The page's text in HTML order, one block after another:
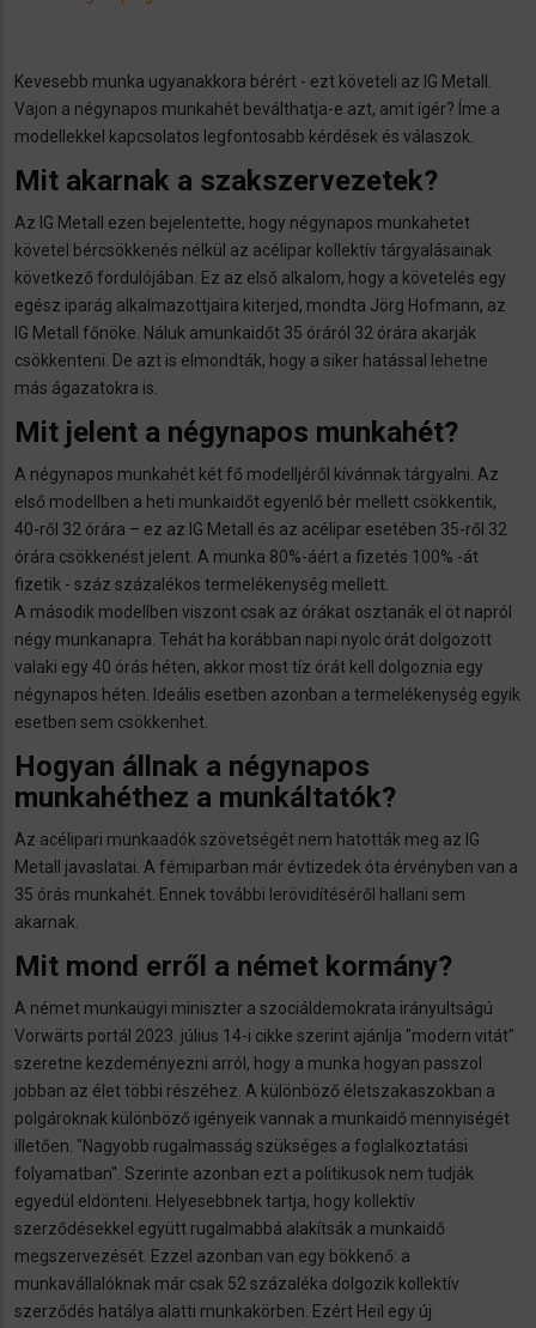
Kevesebb munka ugyanakkora bérért - ezt követeli az IG Metall.
Vajon a négynapos munkahét beválthatja-e azt, amit ígér? Íme a
modellekkel kapcsolatos legfontosabb kérdések és válaszok.
Mit akarnak a szakszervezetek?
Az IG Metall ezen bejelentette, hogy négynapos munkahetet
követel bércsökkenés nélkül az acélipar kollektív tárgyalásainak
következő fordulójában. Ez az első alkalom, hogy a követelés egy
egész iparág alkalmazottjaira kiterjed, mondta Jörg Hofmann, az
IG Metall főnöke. Náluk amunkaidőt 35 óráról 32 órára akarják
csökkenteni. De azt is elmondták, hogy a siker hatással lehetne
más ágazatokra is.
Mit jelent a négynapos munkahét?
A négynapos munkahét két fő modelljéről kívánnak tárgyalni. Az
első modellben a heti munkaidőt egyenlő bér mellett csökkentik,
40-ről 32 órára – ez az IG Metall és az acélipar esetében 35-ről 32
órára csökkenést jelent. A munka 80%-áért a fizetés 100% -át
fizetik - száz százalékos termelékenység mellett.
A második modellben viszont csak az órákat osztanák el öt napról
négy munkanapra. Tehát ha korábban napi nyolc órát dolgozott
valaki egy 40 órás héten, akkor most tíz órát kell dolgoznia egy
négynapos héten. Ideális esetben azonban a termelékenység egyik
esetben sem csökkenhet.
Hogyan állnak a négynapos
munkahéthez a munkáltatók?
Az acélipari munkaadók szövetségét nem hatották meg az IG
Metall javaslatai. A fémiparban már évtizedek óta érvényben van a
35 órás munkahét. Ennek további lerövidítéséről hallani sem
akarnak.
Mit mond erről a német kormány?
A német munkaügyi miniszter a szociáldemokrata irányultságú
Vorwärts portál 2023. július 14-i cikke szerint ajánlja "modern vitát"
szeretne kezdeményezni arról, hogy a munka hogyan passzol
jobban az élet többi részéhez. A különböző életszakaszokban a
polgároknak különböző igényeik vannak a munkaidő mennyiségét
illetően. "Nagyobb rugalmasság szükséges a foglalkoztatási
folyamatban". Szerinte azonban ezt a politikusok nem tudják
egyedül eldönteni. Helyesebbnek tartja, hogy kollektív
szerződésekkel együtt rugalmabbá alakítsák a munkaidő
megszervezését. Ezzel azonban van egy bökkenő: a
munkavállalóknak már csak 52 százaléka dolgozik kollektív
szerződés hatálya alatti munkakörben. Ezért Heil egy új